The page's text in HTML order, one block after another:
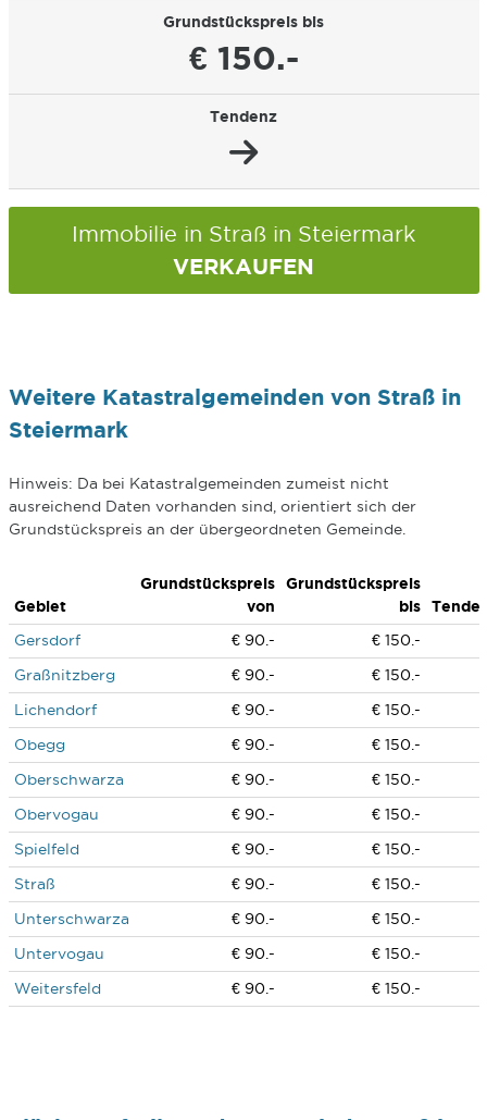
Grundstückspreis bis
€ 150.-
Tendenz
Immobilie in Straß in Steiermark
VERKAUFEN
Weitere Katastralgemeinden von Straß in
Steiermark
Hinweis: Da bei Katastralgemeinden zumeist nicht
ausreichend Daten vorhanden sind, orientiert sich der
Grundstückspreis an der übergeordneten Gemeinde.
Gebiet
Grundstückspreis
von
Grundstückspreis
bis
Gersdorf
€ 90.-
€ 150.-
Graßnitzberg
€ 90.-
€ 150.-
Lichendorf
€ 90.-
€ 150.-
Obegg
€ 90.-
€ 150.-
Oberschwarza
€ 90.-
€ 150.-
Obervogau
€ 90.-
€ 150.-
Spielfeld
€ 90.-
€ 150.-
Straß
€ 90.-
€ 150.-
Unterschwarza
€ 90.-
€ 150.-
Untervogau
€ 90.-
€ 150.-
Weitersfeld
€ 90.- € 150.-